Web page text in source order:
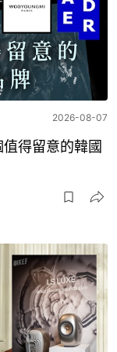
2026-08-07
得留意的韓國